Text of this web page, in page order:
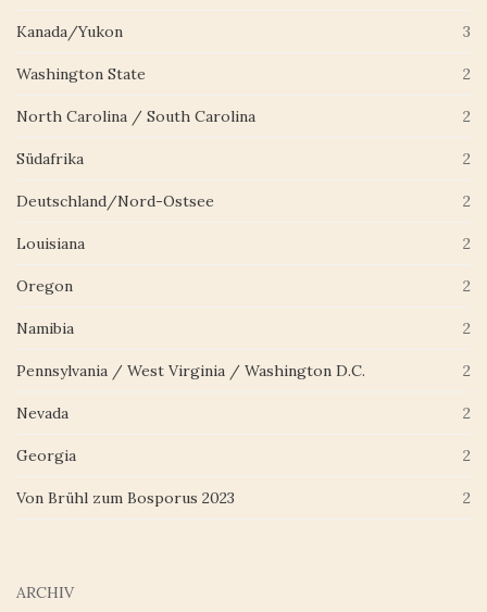
Kanada/Yukon 3
Washington State 2
North Carolina / South Carolina 2
Südafrika 2
Deutschland/Nord-Ostsee 2
Louisiana 2
Oregon 2
Namibia 2
Pennsylvania / West Virginia / Washington D.C. 2
Nevada 2
Georgia 2
Von Brühl zum Bosporus 2023 2
ARCHIV